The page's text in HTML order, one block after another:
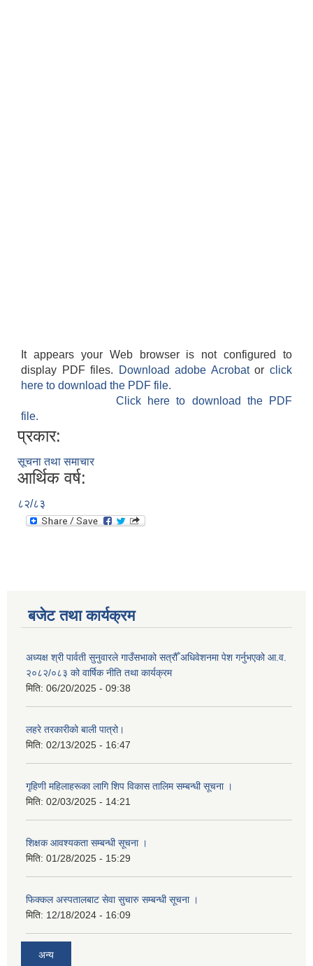
It appears your Web browser is not configured to
display PDF files.
Download adobe Acrobatorclick
here to download the PDF file.
Click here to download the PDF
file.
प्रकार:
सूचना तथा समाचार
आर्थिक वर्ष:
८२/८३
बजेट तथा कार्यक्रम
अध्यक्ष श्री पार्वती सुनुवारले गाउँसभाको सत्रौँ अधिवेशनमा पेश गर्नुभएको आ.व.
२०८२/०८३ को वार्षिक नीति तथा कार्यक्रम
मिति: 06/20/2025 - 09:38
लहरे तरकारीको बाली पात्रो।
मिति: 02/13/2025 - 16:47
गृहिणी महिलाहरूका लागि शिप विकास तालिम सम्बन्धी सूचना ‌।
मिति: 02/03/2025 - 14:21
शिक्षक आवश्यकता सम्बन्धी सूचना ।
मिति: 01/28/2025 - 15:29
फिक्कल अस्पतालबाट सेवा सुचारु सम्बन्धी सूचना ।
मिति: 12/18/2024 - 16:09
अन्य